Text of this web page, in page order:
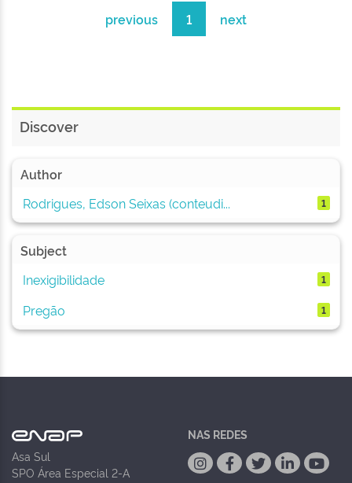
previous 1 next
Discover
Author
Rodrigues, Edson Seixas (conteudi...
1
Subject
Inexigibilidade
1
Pregão 1
Asa Sul
SPO Área Especial 2-A
NAS REDES